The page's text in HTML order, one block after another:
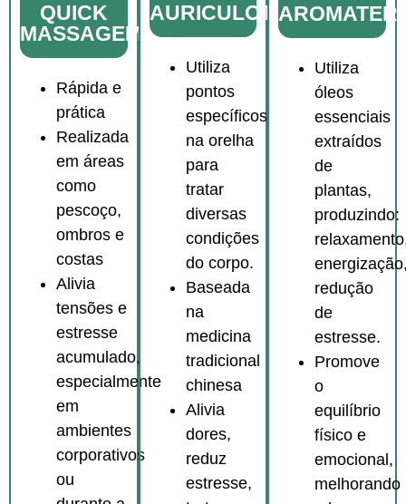
QUICK
MASSAGEM
Rápida e
prática
Realizada
em áreas
como
pescoço,
ombros e
costas
Alivia
tensões e
estresse
acumulado,
especialmente
em
ambientes
corporativos
ou
AURICULOTERAPIA
Utiliza
pontos
específicos
na orelha
para
tratar
diversas
condições
do corpo.
Baseada
na
medicina
tradicional
chinesa
Alivia
dores,
reduz
estresse,
Utiliza
óleos
essenciais
extraídos
de
plantas,
produzindo:
redução
de
estresse.
Promove
o
equilíbrio
físico e
emocional,
melhorando